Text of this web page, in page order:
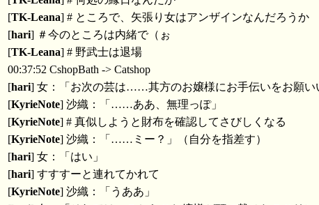
[TK-Leana] # ところで、矢張り女はアンザインなんだろうか
[hari] ＃今のところは内緒で（ぉ
[TK-Leana] # 野武士は退場
00:37:52 CshopBath -> Catshop
[hari] 女：「お次の芸は……其方のお嬢様にお手伝いをお願い
[KyrieNote] 沙織：「……ああ、無理っぽ」
[KyrieNote] # 真似しようと財布を確認してさびしくなる
[KyrieNote] 沙織：「……ミー？」（自分を指差す）
[hari] 女：「はい」
[hari] すすすーと連れてかれて
[KyrieNote] 沙織：「うああ」